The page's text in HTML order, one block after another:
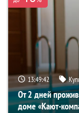
13:49:41
От 2 дней
доме «Кают-